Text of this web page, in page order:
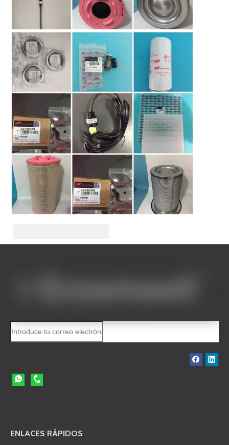
Ingersoll Rand Compresor de
servicio y piezas de repuesto
ENLACES RÁPIDOS